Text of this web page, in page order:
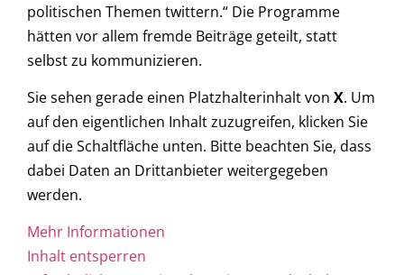
politischen Themen twittern.“ Die Programme
hätten vor allem fremde Beiträge geteilt, statt
selbst zu kommunizieren.
Sie sehen gerade einen Platzhalterinhalt von X. Um
auf den eigentlichen Inhalt zuzugreifen, klicken Sie
auf die Schaltfläche unten. Bitte beachten Sie, dass
dabei Daten an Drittanbieter weitergegeben
werden.
Mehr Informationen
Inhalt entsperren